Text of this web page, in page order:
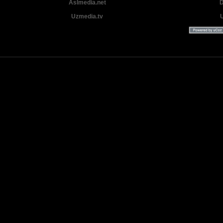
Aslmedia.net
Uzmedia.tv